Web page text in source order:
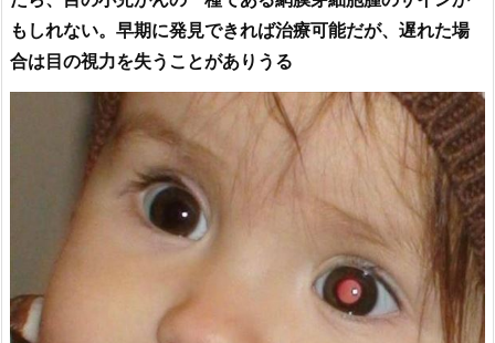
もしれない。早期に発見できれば治療可能だが、遅れた場
合は目の視力を失うことがありうる